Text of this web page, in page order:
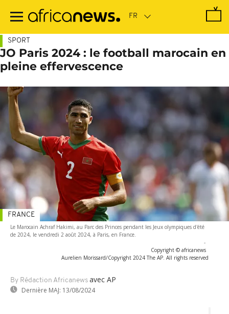
contenu
SPORT
JO Paris 2024 : le football marocain en
pleine effervescence
Le Marocain Achraf Hakimi, au Parc des Princes pendant les Jeux olympiques d'été
de 2024, le vendredi 2 août 2024, à Paris, en France.
-
Copyright © africanews
Aurelien Morissard/Copyright 2024 The AP. All rights reserved
By Rédaction Africanews avec AP
Dernière MAJ: 13/08/2024
FRANCE